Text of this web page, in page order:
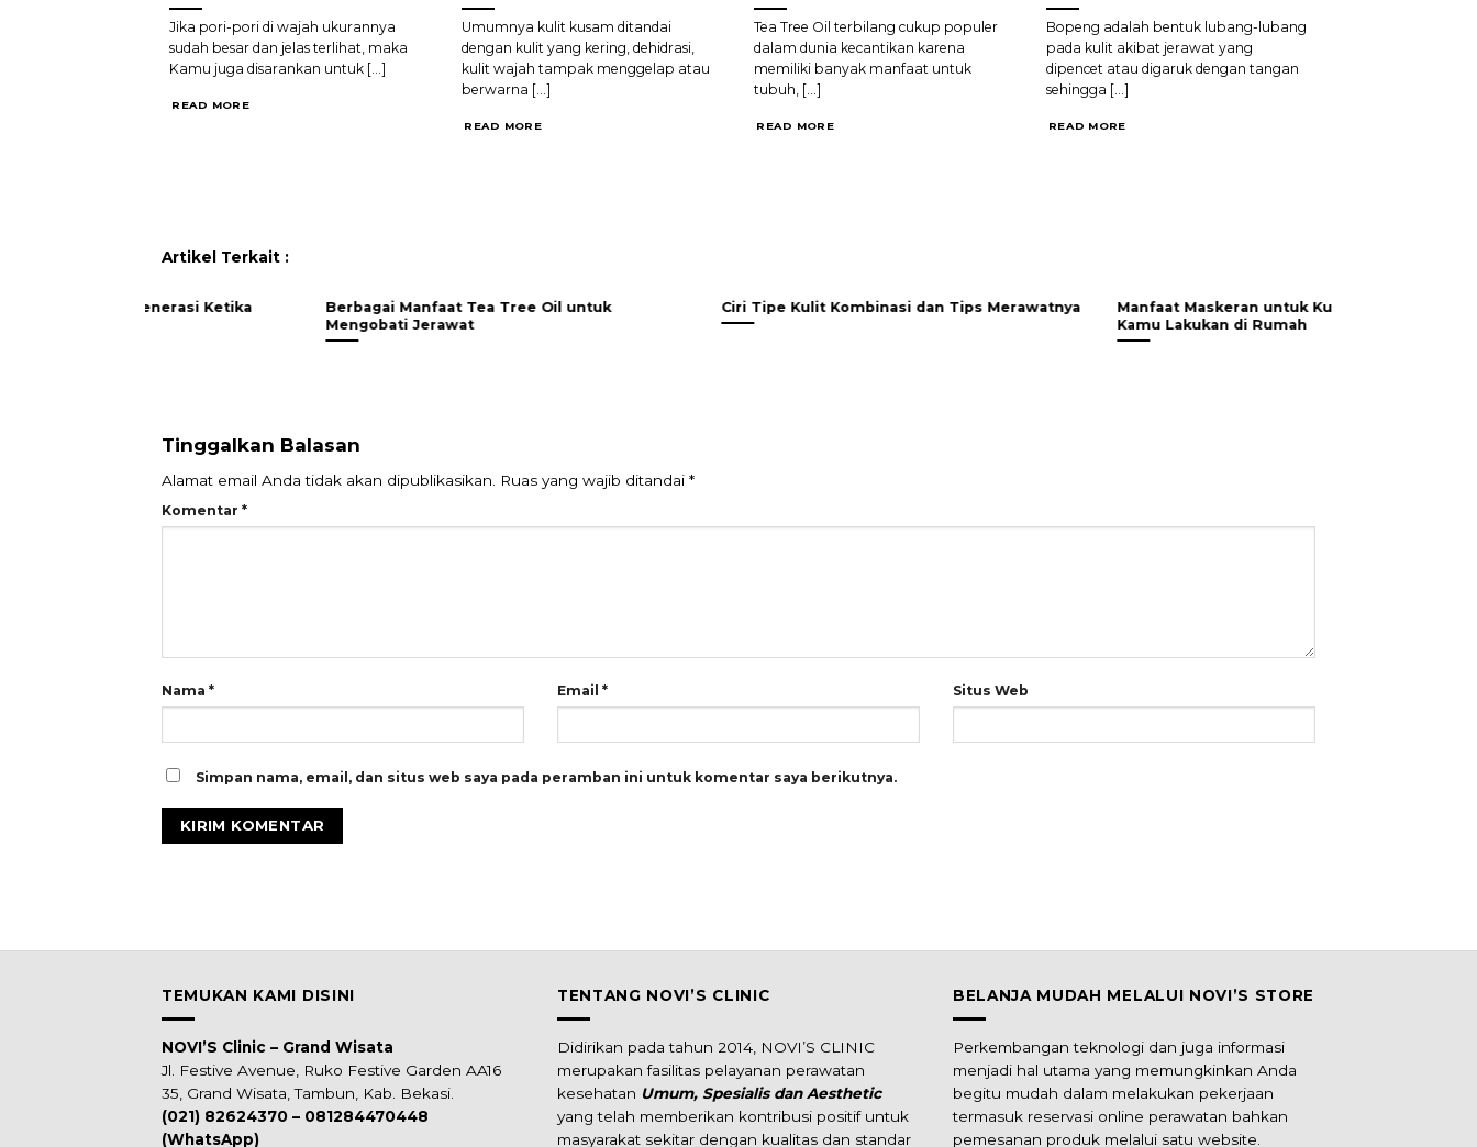
Jika pori-pori di wajah ukurannya
sudah besar dan jelas terlihat, maka
Kamu juga disarankan untuk [...]
READ MORE
Umumnya kulit kusam ditandai
dengan kulit yang kering, dehidrasi,
kulit wajah tampak menggelap atau
berwarna [...]
READ MORE
Tea Tree Oil terbilang cukup populer
dalam dunia kecantikan karena
memiliki banyak manfaat untuk
tubuh, [...]
READ MORE
Bopeng adalah bentuk lubang-lubang
pada kulit akibat jerawat yang
dipencet atau digaruk dengan tangan
sehingga [...]
READ MORE
Artikel Terkait :
Berbagai Manfaat Tea Tree Oil untuk
Ciri Tipe Kulit Kombinasi dan Tips Merawatnya
Manfaat Maskeran untuk Kulit Wajah yang Bisa
Kamu Lakukan di Rumah
Tinggalkan Balasan
Alamat email Anda tidak akan dipublikasikan. Ruas yang wajib ditandai *
Komentar *
Nama * Email * Situs Web
Simpan nama, email, dan situs web saya pada peramban ini untuk komentar saya berikutnya.
TEMUKAN KAMI DISINI
NOVI’S Clinic – Grand Wisata
Jl. Festive Avenue, Ruko Festive Garden AA16
35, Grand Wisata, Tambun, Kab. Bekasi.
(021) 82624370 – 081284470448
(WhatsApp)
TENTANG NOVI’S CLINIC
Didirikan pada tahun 2014, NOVI’S CLINIC
merupakan fasilitas pelayanan perawatan
kesehatan Umum, Spesialis dan Aesthetic
yang telah memberikan kontribusi positif untuk
masyarakat sekitar dengan kualitas dan standar
BELANJA MUDAH MELALUI NOVI’S STORE
Perkembangan teknologi dan juga informasi
menjadi hal utama yang memungkinkan Anda
begitu mudah dalam melakukan pekerjaan
termasuk reservasi online perawatan bahkan
pemesanan produk melalui satu website.